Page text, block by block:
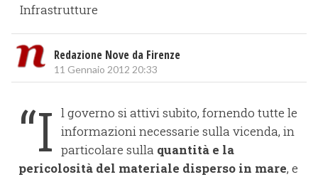
Infrastrutture
Redazione Nove da Firenze
11 Gennaio 2012 20:33
“I l governo si attivi subito, fornendo tutte le
informazioni necessarie sulla vicenda, in
particolare sulla quantità e la
pericolosità del materiale disperso in mare, e